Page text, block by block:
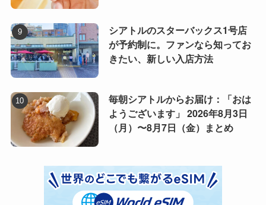
シアトルのスターバックス1号店
が予約制に。ファンなら知ってお
きたい、新しい入店方法
毎朝シアトルからお届け：「おは
ようございます」 2026年8月3日
（月）〜8月7日（金）まとめ